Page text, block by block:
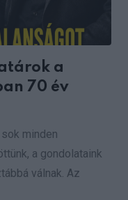
a
70 év
minden
a gondolataink
válnak. Az